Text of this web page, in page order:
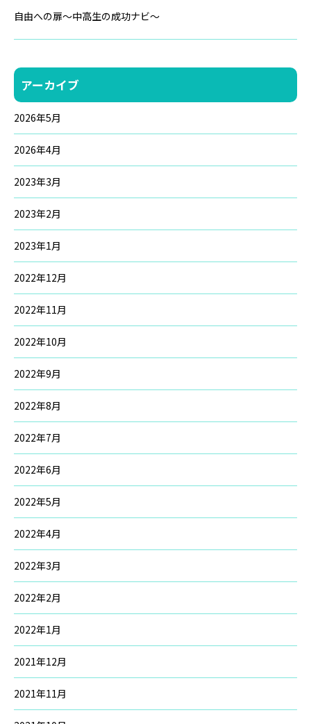
自由への扉～中高生の成功ナビ～
アーカイブ
2026年5月
2026年4月
2023年3月
2023年2月
2023年1月
2022年12月
2022年11月
2022年10月
2022年9月
2022年8月
2022年7月
2022年6月
2022年5月
2022年4月
2022年3月
2022年2月
2022年1月
2021年12月
2021年11月